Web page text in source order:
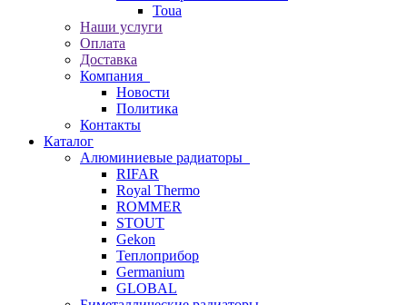
Toua
Наши услуги
Оплата
Доставка
Компания
Новости
Политика
Контакты
Каталог
Алюминиевые радиаторы
RIFAR
Royal Thermo
ROMMER
STOUT
Gekon
Теплоприбор
Germanium
GLOBAL